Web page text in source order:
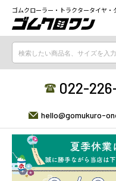
ゴムクローラー・トラクタータイヤ・
022-
hello@gomukuro-